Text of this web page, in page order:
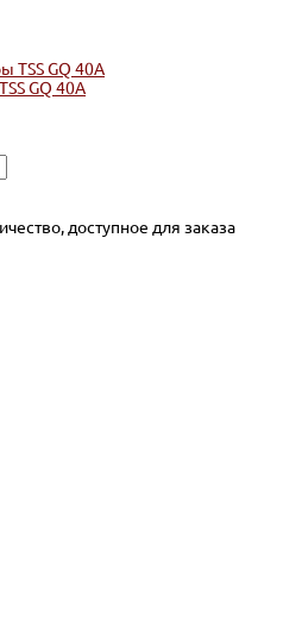
GQ 40A
доступное для заказа